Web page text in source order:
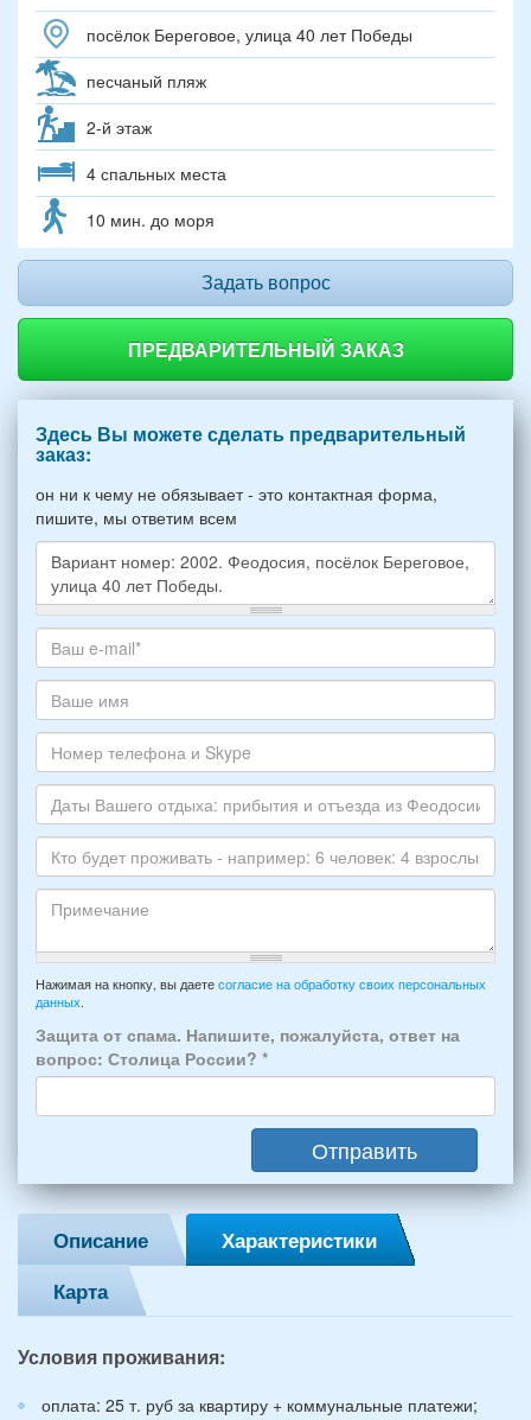
посёлок Береговое, улица 40 лет Победы
песчаный пляж
2-й этаж
4 спальных места
10 мин. до моря
Задать вопрос
ПРЕДВАРИТЕЛЬНЫЙ ЗАКАЗ
Здесь Вы можете сделать предварительный
заказ:
он ни к чему не обязывает - это контактная форма,
пишите, мы ответим всем
Какое
жилье
хотите
снять,
укажите
пожалуйста
НОМЕР
варианта:
*
Ваш
адрес
электронной
почты
*
Ваше
имя
Номер
телефона
и
Skype
Даты
Вашего
отдыха:
прибытия
отъезда
из
Феодосии:
*
Кто
будет
-
например:
6
человек:
4
взрослых
и
2
детей
(возраст
и
лет):
Примечание
Нажимая на кнопку, вы даете согласие на обработку своих персональных
данных
Защита от спама. Напишите, пожалуйста, ответ на
вопрос: Столица России? *
Отправить
Описание
Характеристики
Карта
Условия проживания:
оплата: 25 т. руб за квартиру + коммунальные платежи;